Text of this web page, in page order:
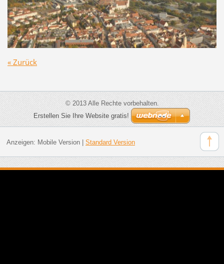
« Zurück
© 2013 Alle Rechte vorbehalten.
Erstellen Sie Ihre Website gratis!
Anzeigen: Mobile Version| Standard Version